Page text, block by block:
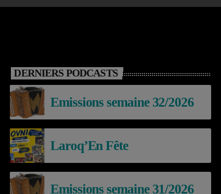
DERNIERS PODCASTS
Emissions semaine 32/2026
Laroq’En Fête
Emissions semaine 31/2026